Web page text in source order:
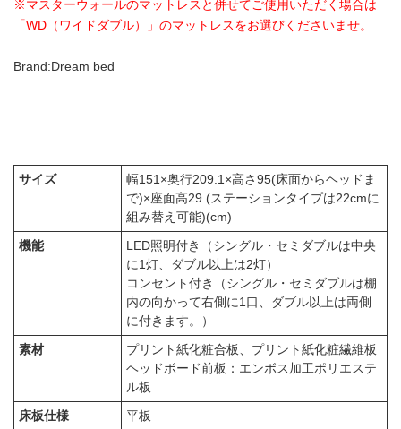
※マスターウォールのマットレスと併せてご使用いただく場合は
「WD（ワイドダブル）」のマットレスをお選びくださいませ。
Brand:Dream bed
サイズ
幅151×奥行209.1×高さ95(床面からヘッドま
で)×座面高29 (ステーションタイプは22cmに
組み替え可能)(cm)
機能
LED照明付き（シングル・セミダブルは中央
に1灯、ダブル以上は2灯）
コンセント付き（シングル・セミダブルは棚
内の向かって右側に1口、ダブル以上は両側
に付きます。）
素材
プリント紙化粧合板、プリント紙化粧繊維板
ヘッドボード前板：エンボス加工ポリエステ
ル板
床板仕様
平板